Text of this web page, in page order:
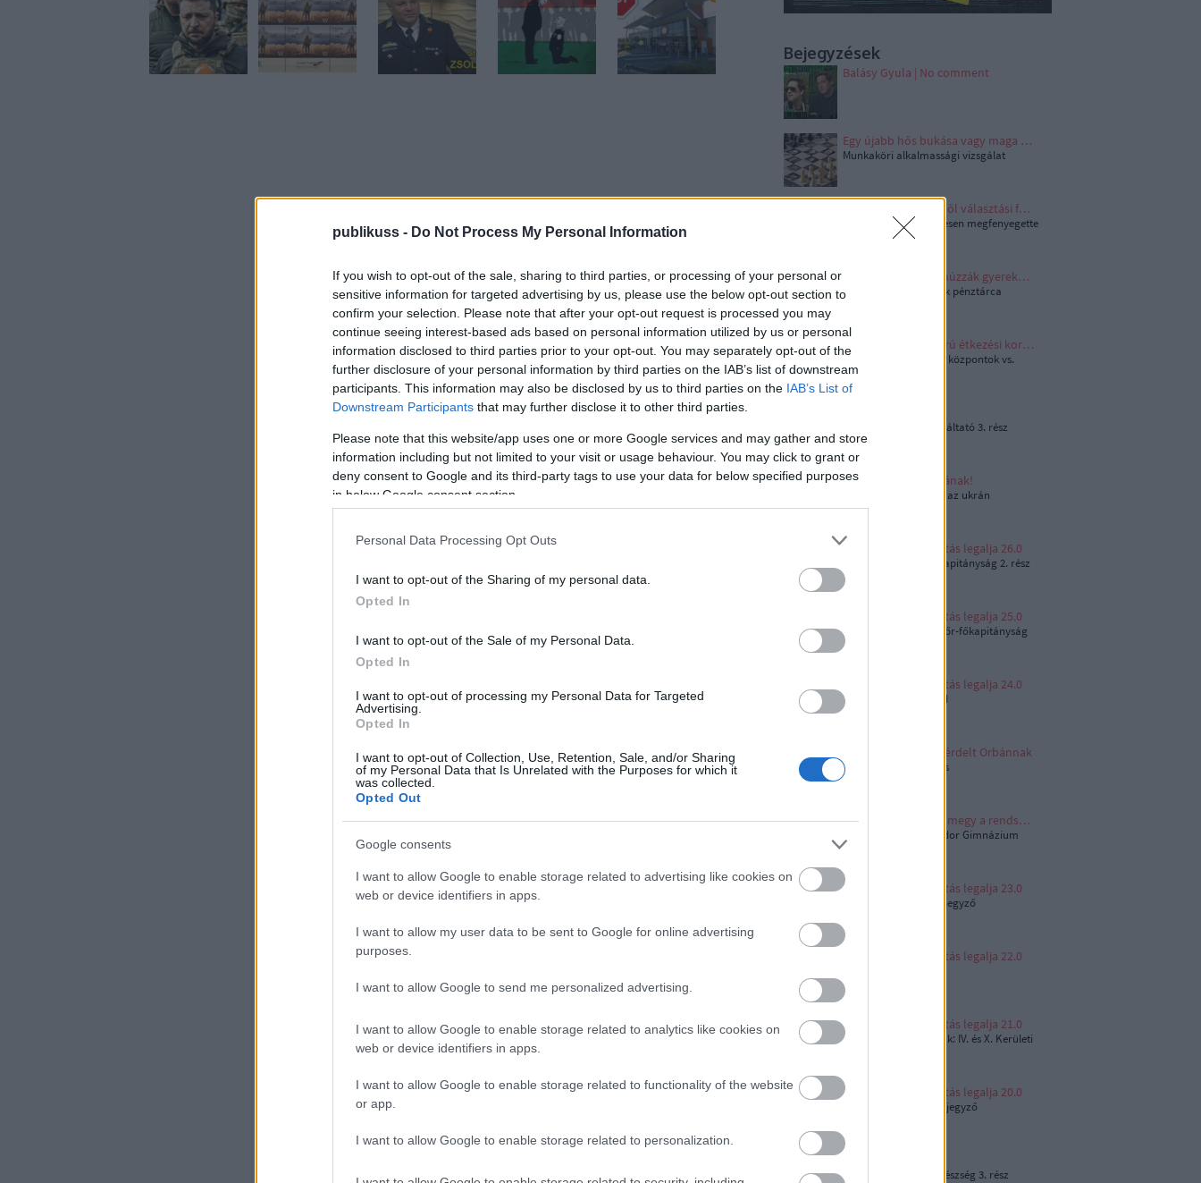
publikuss - Do Not Process My Personal Information
If you wish to opt-out of the sale, sharing to third parties, or processing of your personal or
sensitive information for targeted advertising by us, please use the below opt-out section to
confirm your selection. Please note that after your opt-out request is processed you may
continue seeing interest-based ads based on personal information utilized by us or personal
information disclosed to third parties prior to your opt-out. You may separately opt-out of the
further disclosure of your personal information by third parties on the IAB’s list of downstream
participants. This information may also be disclosed by us to third parties on the IAB’s List of
Downstream Participants that may further disclose it to other third parties.
Please note that this website/app uses one or more Google services and may gather and store
information including but not limited to your visit or usage behaviour. You may click to grant or
deny consent to Google and its third-party tags to use your data for below specified purposes
in below Google consent section.
Personal Data Processing Opt Outs
I want to opt-out of the Sharing of my personal data.
Opted In
I want to opt-out of the Sale of my Personal Data.
Opted In
I want to opt-out of processing my Personal Data for Targeted
Advertising.
Opted In
I want to opt-out of Collection, Use, Retention, Sale, and/or Sharing
of my Personal Data that Is Unrelated with the Purposes for which it
was collected.
Opted Out
Google consents
I want to allow Google to enable storage related to advertising like cookies on
web or device identifiers in apps.
I want to allow my user data to be sent to Google for online advertising
purposes.
I want to allow Google to send me personalized advertising.
I want to allow Google to enable storage related to analytics like cookies on
web or device identifiers in apps.
I want to allow Google to enable storage related to functionality of the website
or app.
I want to allow Google to enable storage related to personalization.
Bejegyzések
Balásy Gyula | No comment
Egy újabb hős bukása vagy maga az igazság?
Munkaköri alkalmassági vizsgálat
Ártatlan kijelentésből választási főfogás
Zelenszkij életveszélyesen megfenyegette
Az utolsó bőrt is lehúzzák gyerekekről
Büfé kassza vs. gyerek pénztárca
Vége a diákok szigorú étkezési korlátozásának
Budapesti tankerületi központok vs.
gyerekek
XIII. Kerületi Közszolgáltató 3. rész
Üzenjünk Kárpátaljának!
Szavazás az orosz és az ukrán
külpolitikánkról
Az igazságszolgáltatás legalja 26.0
XIII. Kerületi Rendőrkapitányság 2. rész
Az igazságszolgáltatás legalja 25.0
Pest Vármegyei Rendőr-főkapitányság
Az igazságszolgáltatás legalja 24.0
Dr. Vince Júlia ügyvéd
Pride-on a BRFK letérdelt Orbánnak
Szabálysértési kisokos
Tankerület szembe megy a rendszerrel
Budapesti Petőfi Sándor Gimnázium
büféje
Az igazságszolgáltatás legalja 23.0
Dr. Gulyás Noémi közjegyző
Az igazságszolgáltatás legalja 22.0
Az igazságszolgáltatás legalja 21.0
Az igazságot eltiporják: IV. és X. Kerületi
Az igazságszolgáltatás legalja 20.0
Dr. Rédling Beáta közjegyző
V. és XIII. Kerületi Ügyészség 3. rész